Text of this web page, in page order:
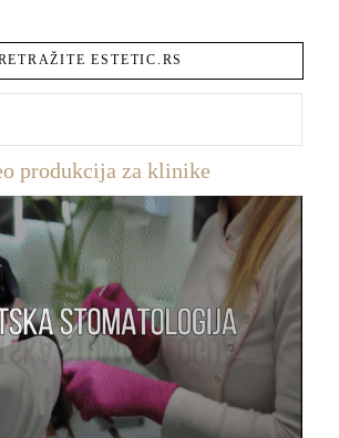
ESTETIC.RS
produkcija za klinike